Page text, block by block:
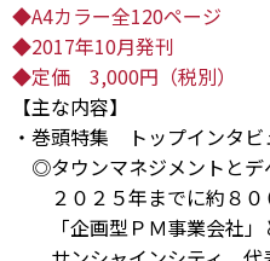
◆A4カラー全120ページ
◆2017年10月発刊
◆定価 3,000円（税別）
【主な内容】
・巻頭特集 トップインタビ
◎タウンマネジメントとデ
２０２５年までに約８０
「企画型ＰＭ事業会社」